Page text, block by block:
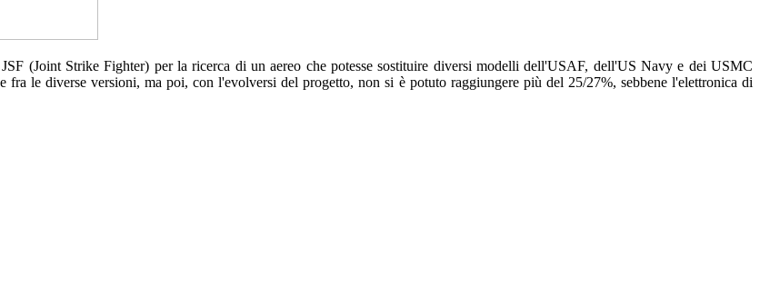
(Joint Strike Fighter) per la ricerca di un aereo che potesse sostituire diversi modelli dell'USAF, dell'US Navy e dei USMC
le diverse versioni, ma poi, con l'evolversi del progetto, non si è potuto raggiungere più del 25/27%, sebbene l'elettronica di